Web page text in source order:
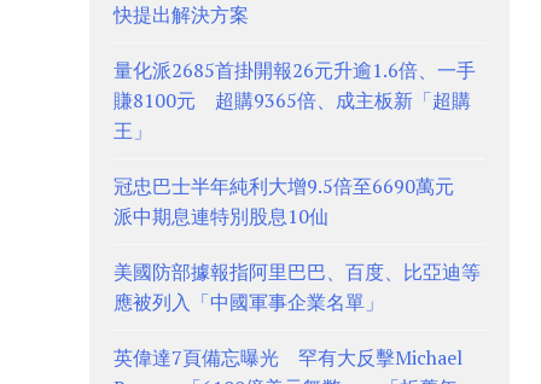
快提出解決方案
量化派2685首掛開報26元升逾1.6倍、一手
賺8100元 超購9365倍、成主板新「超購
王」
冠忠巴士半年純利大增9.5倍至6690萬元
派中期息連特別股息10仙
美國防部據報指阿里巴巴、百度、比亞迪等
應被列入「中國軍事企業名單」
英偉達7頁備忘曝光 罕有大反擊Michael